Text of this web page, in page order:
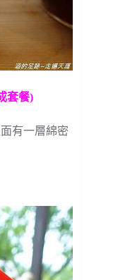
套餐)
有一層綿密